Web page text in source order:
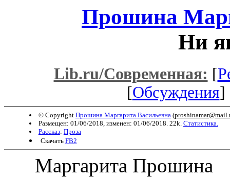
Прошина
Ни
Lib.ru/Современная: [
[Обсуждения]
© Copyright Прошина Маргарита Васильевна (
Размещен: 01/06/2018, изменен: 01/06/2018. 22k. Статистика.
Рассказ: Проза
Скачать FB2
Маргарита Прошина